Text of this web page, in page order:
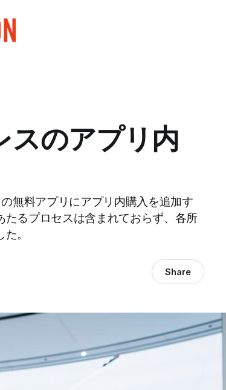
のアプリ内
無料アプリにアプリ内購入を追加す
るプロセスは含まれておらず、各所
。
Share